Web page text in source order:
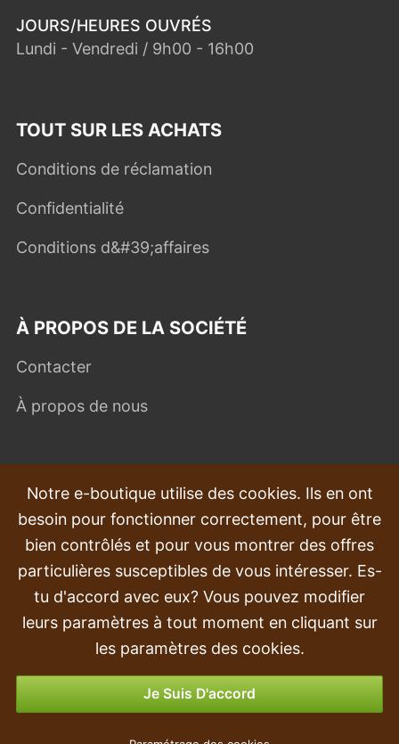
JOURS/HEURES OUVRÉS
Lundi - Vendredi / 9h00 - 16h00
TOUT SUR LES ACHATS
Conditions de réclamation
Confidentialité
Conditions d&#39;affaires
À PROPOS DE LA SOCIÉTÉ
Contacter
À propos de nous
QUESTIONS FRÉQUEMMENT POSÉES
Plaintes
Transport et livraison
Commande
Retours et remboursements
Options de paiement
Notre e-boutique utilise des cookies. Ils en ont
besoin pour fonctionner correctement, pour être
bien contrôlés et pour vous montrer des offres
particulières susceptibles de vous intéresser. Es-
tu d'accord avec eux? Vous pouvez modifier
leurs paramètres à tout moment en cliquant sur
les paramètres des cookies.
Je Suis D'accord